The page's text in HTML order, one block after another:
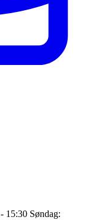
15:30 Søndag: